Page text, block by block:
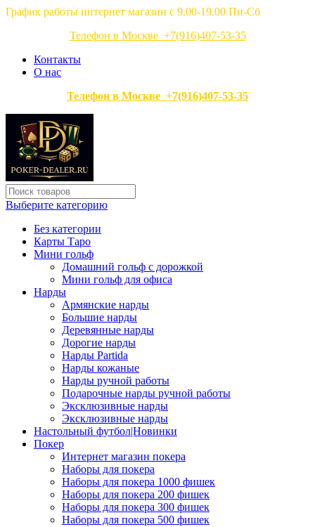
График работы интернет магазин с 9.00-19.00 Пн-Сб
Телефон в Москве +7(916)407-53-35
Контакты
О нас
Телефон в Москве +7(916)407-53-35
Выберите категорию
Без категории
Карты Таро
Мини гольф
Домашний гольф с дорожкой
Мини гольф для офиса
Нарды
Армянские нарды
Большие нарды
Деревянные нарды
Дорогие нарды
Нарды Partida
Нарды кожаные
Нарды ручной работы
Подарочные нарды ручной работы
Эксклюзивные нарды
Эксклюзивные нарды
Настольный футбол|Новинки
Покер
Интернет магазин покера
Наборы для покера
Наборы для покера 1000 фишек
Наборы для покера 200 фишек
Наборы для покера 300 фишек
Наборы для покера 500 фишек